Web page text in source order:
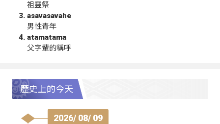
祖靈祭
asavasavahe
男性青年
atamatama
父字輩的稱呼
歷史上的今天
2026/ 08/ 09